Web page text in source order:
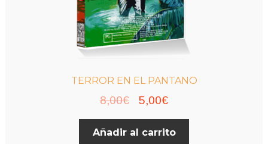
TERROR EN EL PANTANO
8,00€
El
precio
original
5,00€El
precio
actual
Añadir al carrito